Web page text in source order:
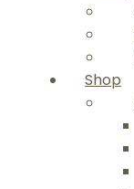
Shop